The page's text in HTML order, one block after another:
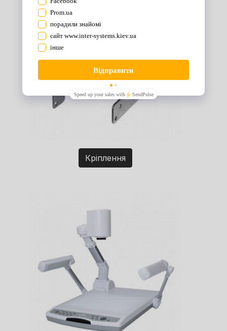
Кріплення